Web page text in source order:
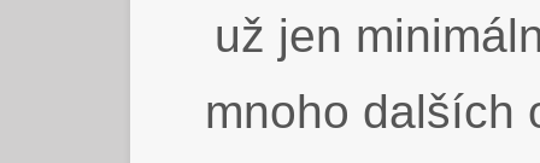
už jen
mnoho dalších